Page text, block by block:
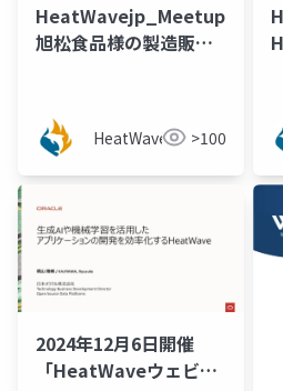
HeatWavejp_Meetup_05_
旭松食品様の製造販売
HeatWavejp >100
2024年12月6日開催
「HeatWaveウェビナ